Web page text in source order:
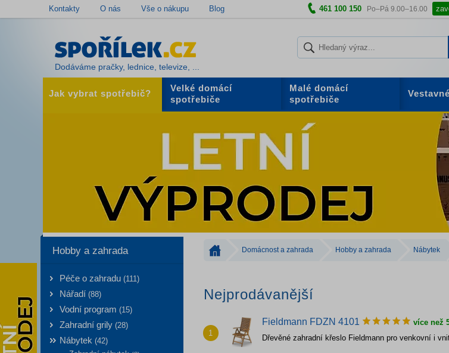
Kontakty O nás Vše o nákupu Blog 461 100 150 Po–Pá 9.00–16.00
Dodáváme pračky, lednice, televize, ...
Jak vybrat spotřebič?
Velké domácí
spotřebiče
Malé domácí
spotřebiče
Domácnost a zahrada Hobby a zahrada Nábytek
Nejprodávanější
1
Fieldmann FDZN 4101
více než
Dřevěné zahradní křeslo Fieldmann pro venkovní i
Hobby a zahrada
Péče o zahradu (111)
Nářadí (88)
Vodní program (15)
Zahradní grily (28)
Nábytek (42)